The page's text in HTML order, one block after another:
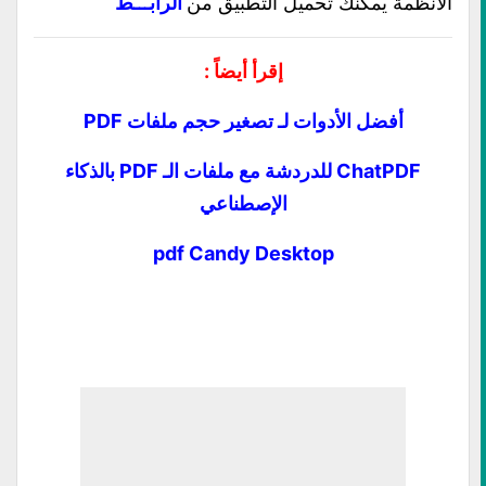
إقرأ أيضاً :
أفضل الأدوات لـ تصغير حجم ملفات PDF
ChatPDF للدردشة مع ملفات الـ PDF بالذكاء
الإصطناعي
pdf Candy Desktop